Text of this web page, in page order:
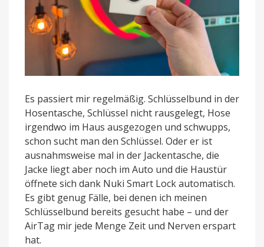
Es passiert mir regelmäßig. Schlüsselbund in der
Hosentasche, Schlüssel nicht rausgelegt, Hose
irgendwo im Haus ausgezogen und schwupps,
schon sucht man den Schlüssel. Oder er ist
ausnahmsweise mal in der Jackentasche, die
Jacke liegt aber noch im Auto und die Haustür
öffnete sich dank Nuki Smart Lock automatisch.
Es gibt genug Fälle, bei denen ich meinen
Schlüsselbund bereits gesucht habe – und der
AirTag mir jede Menge Zeit und Nerven erspart
hat.